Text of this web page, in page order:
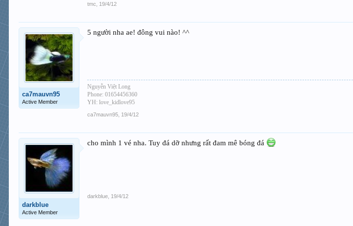
tmc 19/4/12
ca7mauvn95
Active Member
5 người nha ae! đông vui nào! ^^
Nguyễn Việt Long
Phone: 01654456360
YH: love_kidlove95
ca7mauvn95 19/4/12
darkblue
Active Member
cho mình 1 vé nha. Tuy đá dỡ nhưng rất đam mê bóng đá
darkblue 19/4/12